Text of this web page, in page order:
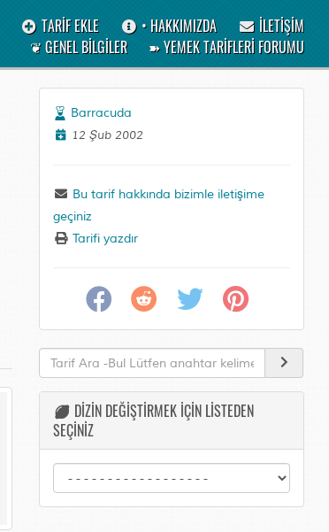
TARİF EKLE • HAKKIMIZDA
İLETİŞİM
❦ GENEL BİLGİLER
➽ YEMEK TARİFLERİ FORUMU
Barracuda
12 Şub 2002
Bu tarif hakkında bizimle iletişime
geçiniz
Tarifi yazdır
DİZİN DEĞİŞTİRMEK İÇİN LİSTEDEN
SEÇİNİZ